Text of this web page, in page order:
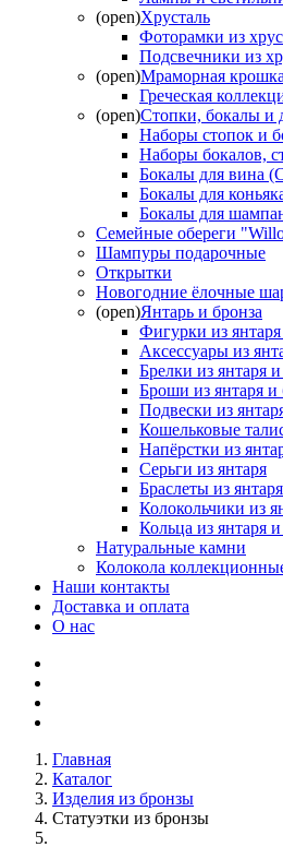
(open)Хрусталь
Фоторамки из
Подсвечники из
(open)Мраморная
Греческая
(open)Стопки, бокалы и
Наборы стопок и
Наборы бокалов,
Бокалы для вина
Бокалы для
Бокалы для
Семейные обереги
Шампуры подарочные
Открытки
Новогодние ёлочные
(open)Янтарь и бронза
Фигурки из
Аксессуары из
Брелки из янтаря
Броши из янтаря и
Подвески из
Кошельковые
Напёрстки из
Серьги из янтаря
Браслеты из
Колокольчики из
Кольца из янтаря
Натуральные камни
Колокола
Наши контакты
Доставка и оплата
О нас
Главная
Каталог
Изделия из бронзы
Статуэтки из бронзы